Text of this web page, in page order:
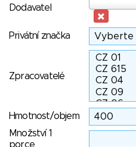
Dodavatel
Privátní značka
Zpracovatelé
Hmotnost/objem
Množství 1
porce